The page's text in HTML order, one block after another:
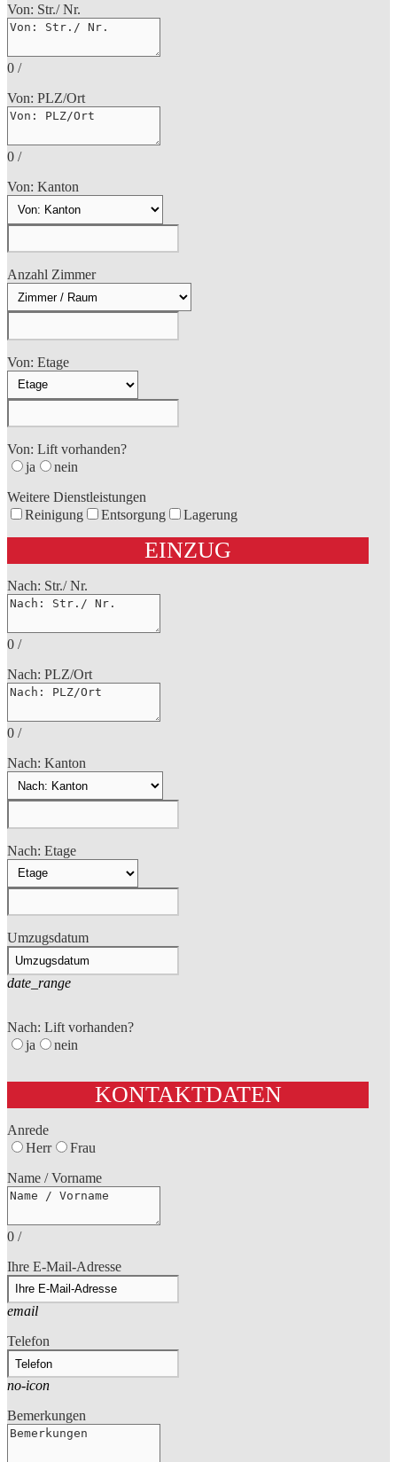
Von: Str./ Nr.
0 /
Von: PLZ/Ort
0 /
Von: Kanton
Anzahl Zimmer
Von: Etage
Von: Lift vorhanden?
ja
nein
Weitere Dienstleistungen
Reinigung
Entsorgung Lagerung
EINZUG
Nach: Str./ Nr.
0 /
Nach: PLZ/Ort
0 /
Nach: Kanton
Nach: Etage
Umzugsdatum
date_range
Nach: Lift vorhanden?
ja
nein
KONTAKTDATEN
Anrede
Herr
Frau
Name / Vorname
0 /
Ihre E-Mail-Adresse
email
Telefon
no-icon
Bemerkungen